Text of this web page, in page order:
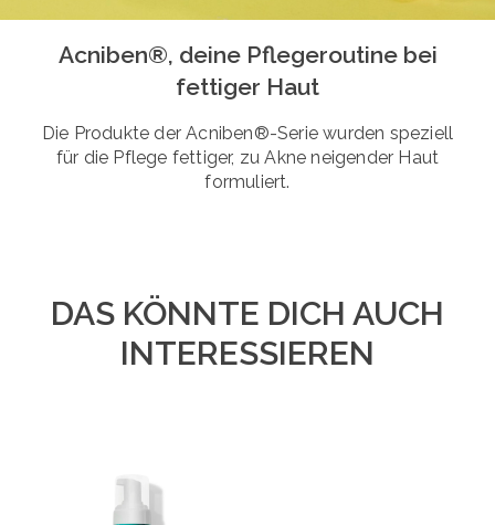
Acniben®, deine Pflegeroutine bei
fettiger Haut
Die Produkte der Acniben®-Serie wurden speziell
für die Pflege fettiger, zu Akne neigender Haut
formuliert.
DAS KÖNNTE DICH AUCH
INTERESSIEREN